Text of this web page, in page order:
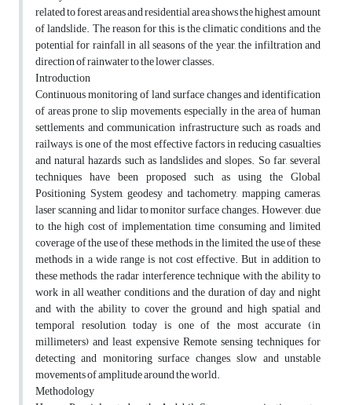
related to forest areas and residential area shows the highest amount
of landslide. The reason for this is the climatic conditions and the
potential for rainfall in all seasons of the year, the infiltration and
direction of rainwater to the lower classes.
Introduction
Continuous monitoring of land surface changes and identification
of areas prone to slip movements, especially in the area of human
settlements and communication infrastructure such as roads and
railways, is one of the most effective factors in reducing casualties
and natural hazards such as landslides and slopes. So far, several
techniques have been proposed such as using the Global
Positioning System, geodesy and tachometry, mapping cameras,
laser scanning and lidar to monitor surface changes. However, due
to the high cost of implementation, time consuming and limited
coverage of the use of these methods, in the limited, the use of these
methods in a wide range is not cost effective. But in addition to
these methods, the radar interference technique with the ability to
work in all weather conditions and the duration of day and night
and with the ability to cover the ground and high spatial and
temporal resolution, today is one of the most accurate (in
millimeters) and least expensive Remote sensing techniques for
detecting and monitoring surface changes, slow and unstable
movements of amplitude around the world.
Methodology